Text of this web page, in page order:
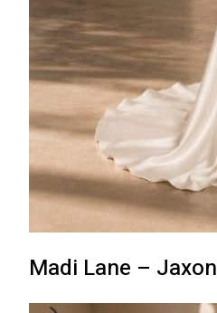
Madi Lane – Jaxon